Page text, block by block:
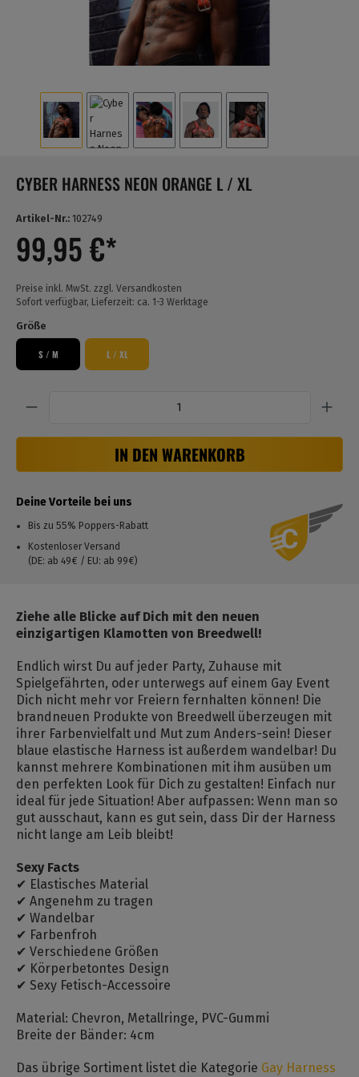
CYBER HARNESS NEON ORANGE L / XL
Artikel-Nr.: 102749
99,95 €*
Preise inkl. MwSt. zzgl. Versandkosten
Sofort verfügbar, Lieferzeit: ca. 1-3 Werktage
Größe
S / M L / XL
IN DEN WARENKORB
Deine Vorteile bei uns
Bis zu 55% Poppers-Rabatt
Kostenloser Versand
(DE: ab 49€ / EU: ab 99€)
Ziehe alle Blicke auf Dich mit den neuen
einzigartigen Klamotten von Breedwell!
Endlich wirst Du auf jeder Party, Zuhause mit
Spielgefährten, oder unterwegs auf einem Gay Event
Dich nicht mehr vor Freiern fernhalten können! Die
brandneuen Produkte von Breedwell überzeugen mit
ihrer Farbenvielfalt und Mut zum Anders-sein! Dieser
blaue elastische Harness ist außerdem wandelbar! Du
kannst mehrere Kombinationen mit ihm ausüben um
den perfekten Look für Dich zu gestalten! Einfach nur
ideal für jede Situation! Aber aufpassen: Wenn man so
gut ausschaut, kann es gut sein, dass Dir der Harness
nicht lange am Leib bleibt!
Sexy Facts
✔ Elastisches Material
✔ Angenehm zu tragen
✔ Wandelbar
✔ Farbenfroh
✔ Verschiedene Größen
✔ Körperbetontes Design
✔ Sexy Fetisch-Accessoire
Material: Chevron, Metallringe, PVC-Gummi
Breite der Bänder: 4cm
Das übrige Sortiment listet die Kategorie Gay Harness